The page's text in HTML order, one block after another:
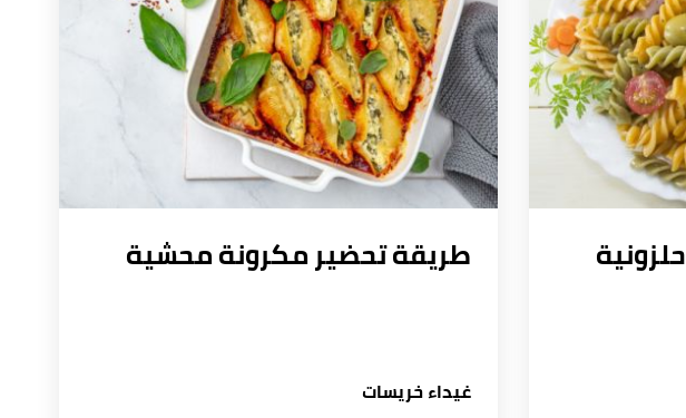
طريقة تحضير مكرونة محشية
غيداء خريسات